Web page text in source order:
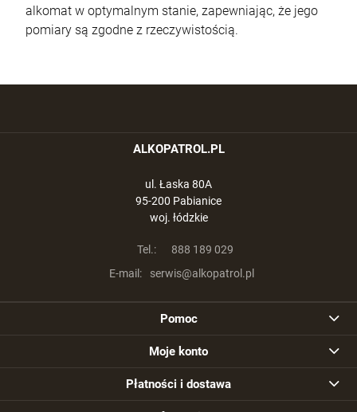
alkomat w optymalnym stanie, zapewniając, że jego
pomiary są zgodne z rzeczywistością.
ALKOPATROL.PL
ul. Łaska 80A
95-200 Pabianice
woj. łódzkie
Tel.:
888 189 029
E-mail:
serwis@alkopatrol.pl
Pomoc
Moje konto
Płatności i dostawa